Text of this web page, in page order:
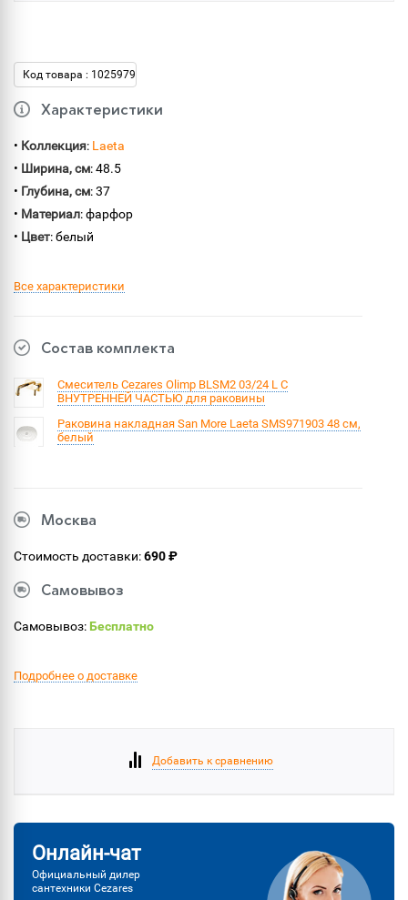
Код товара : 1025979
Характеристики
• Коллекция: Laeta
• Ширина, см: 48.5
• Глубина, см: 37
• Материал: фарфор
• Цвет: белый
Все характеристики
Состав комплекта
Смеситель Cezares Olimp BLSM2 03/24 L С
ВНУТРЕННЕЙ ЧАСТЬЮ для раковины
Раковина накладная San More Laeta SMS971903 48 см,
белый
Москва
Стоимость доставки:690 ₽
Самовывоз
Самовывоз:Бесплатно
Подробнее о доставке
Добавить к сравнению
Онлайн-чат
Официальный дилер
сантехники Cezares